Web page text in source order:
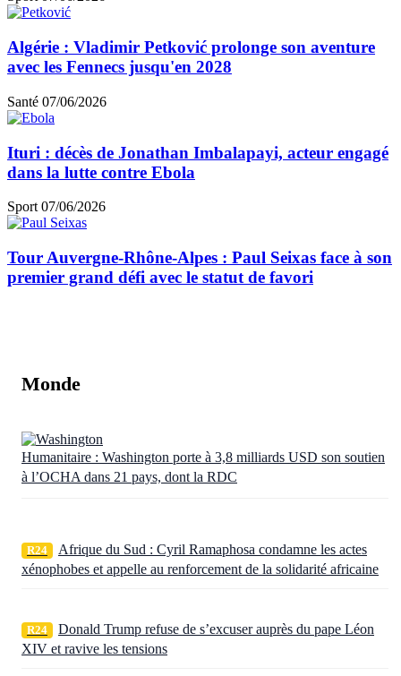
Algérie : Vladimir Petković prolonge son aventure
avec les Fennecs jusqu'en 2028
Santé 07/06/2026
Ituri : décès de Jonathan Imbalapayi, acteur engagé
dans la lutte contre Ebola
Sport 07/06/2026
Tour Auvergne-Rhône-Alpes : Paul Seixas face à son
premier grand défi avec le statut de favori
Monde
Humanitaire : Washington porte à 3,8 milliards USD son soutien
à l’OCHA dans 21 pays, dont la RDC
R24
Afrique du Sud : Cyril Ramaphosa condamne les actes
xénophobes et appelle au renforcement de la solidarité africaine
R24
Donald Trump refuse de s’excuser auprès du pape Léon
XIV et ravive les tensions